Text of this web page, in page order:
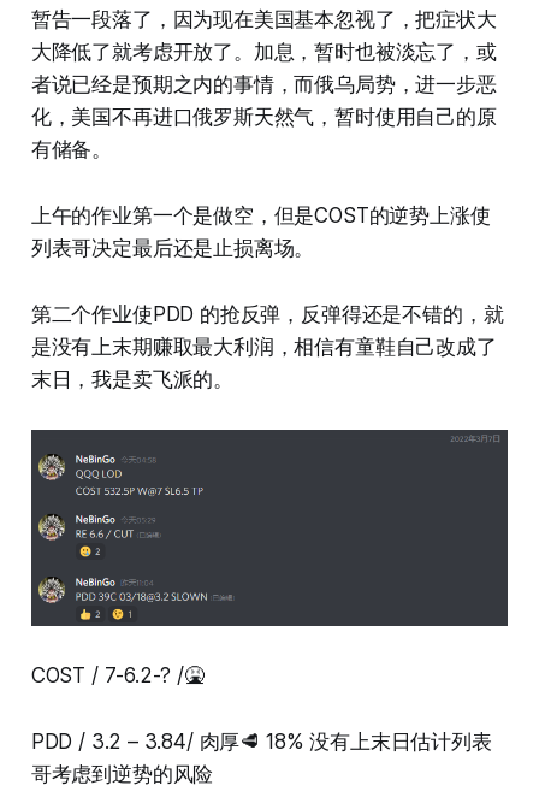
暂告一段落了，因为现在美国基本忽视了，把症状大
大降低了就考虑开放了。加息，暂时也被淡忘了，或
者说已经是预期之内的事情，而俄乌局势，进一步恶
化，美国不再进口俄罗斯天然气，暂时使用自己的原
有储备。
上午的作业第一个是做空，但是COST的逆势上涨使
列表哥决定最后还是止损离场。
第二个作业使PDD 的抢反弹，反弹得还是不错的，就
是没有上末期赚取最大利润，相信有童鞋自己改成了
末日，我是卖飞派的。
COST / 7-6.2-? /🤮
PDD / 3.2 – 3.84/ 肉厚🥩 18% 没有上末日估计列表
哥考虑到逆势的风险